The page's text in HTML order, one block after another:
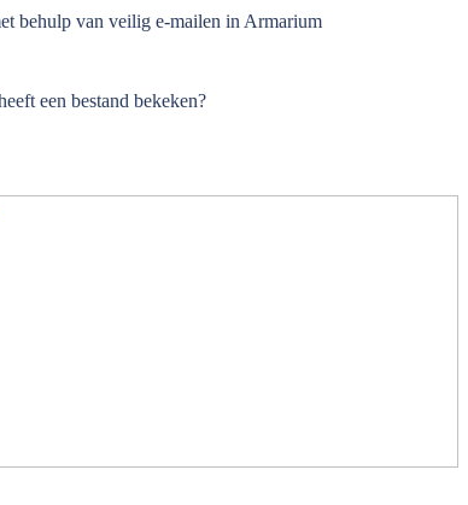
behulp van veilig e-mailen in Armarium
een bestand bekeken?